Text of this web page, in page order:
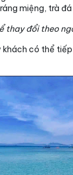
miệng, trà đá
thay đổi theo
khách có thể